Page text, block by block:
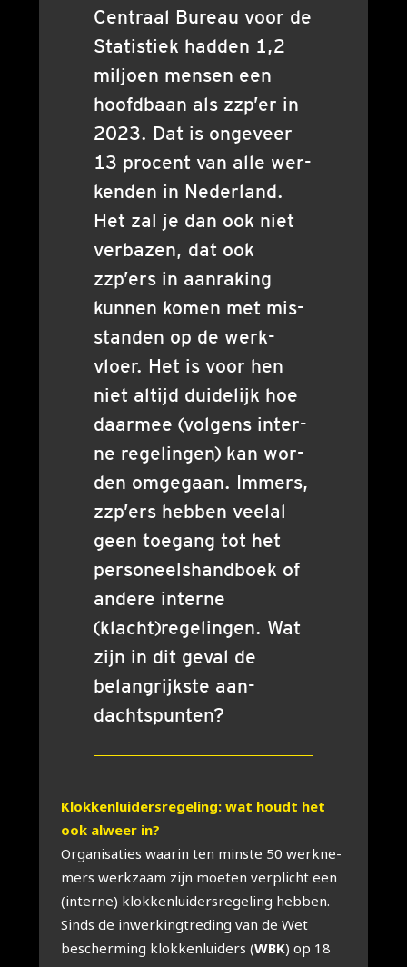
Cen­traal Bureau voor de
Sta­tis­tiek had­den 1,2
mil­joen men­sen een
hoofd­baan als zzp’er in
2023. Dat is onge­veer
13 pro­cent van alle wer­
ken­den in Neder­land.
Het zal je dan ook niet
ver­ba­zen, dat ook
zzp’ers in aan­ra­king
kun­nen komen met mis­
stan­den op de werk­
vloer. Het is voor hen
niet altijd dui­de­lijk hoe
daar­mee (vol­gens inter­
ne rege­lin­gen) kan wor­
den omge­gaan. Immers,
zzp’ers heb­ben veel­al
geen toe­gang tot het
per­so­neels­hand­boek of
ande­re inter­ne
(klacht)regelingen. Wat
zijn in dit geval de
belang­rijk­ste aan­
dachts­pun­ten?
Klok­ken­lui­ders­re­ge­ling: wat houdt het
ook alweer in?
Orga­ni­sa­ties waar­in ten min­ste 50 werk­ne­
mers werk­zaam zijn moe­ten ver­plicht een
(inter­ne) klok­ken­lui­ders­re­ge­ling heb­ben.
Sinds de inwer­king­tre­ding van de Wet
bescher­ming klok­ken­lui­ders (WBK) op 18